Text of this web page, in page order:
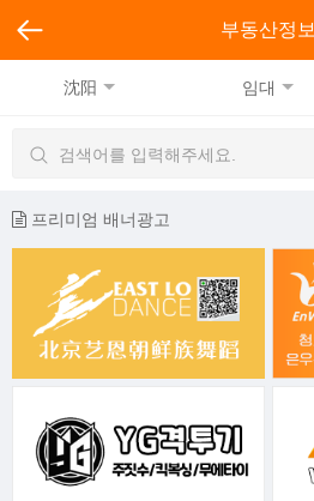
부동산정보
沈阳 임대
프리미엄 배너광고